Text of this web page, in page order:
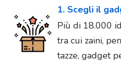
1. Scegli il
Più di 18.000
tra cui zaini,
tazze, gadget